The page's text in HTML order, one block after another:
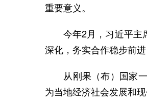
重要意义。
今年2月，习近平主席
深化，务实合作稳步前
从刚果（布）国家一
为当地经济社会发展和